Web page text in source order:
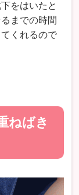
をはいたと
までの時間
くれるので
ねばき